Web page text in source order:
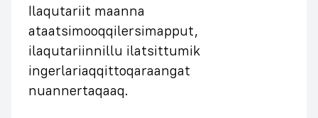
Ilaqutariit maanna
ataatsimooqqilersimapput,
ilaqutariinnillu ilatsittumik
ingerlariaqqittoqaraangat
nuannertaqaaq.